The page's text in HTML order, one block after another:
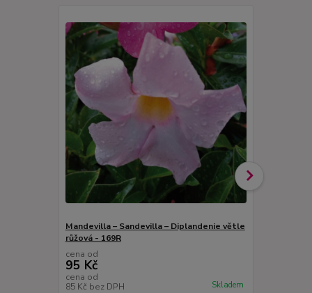
Mandevilla – Sandevilla – Diplandenie větle
růžová - 169R
cena od
95 Kč
cena od
85 Kč bez DPH Skladem